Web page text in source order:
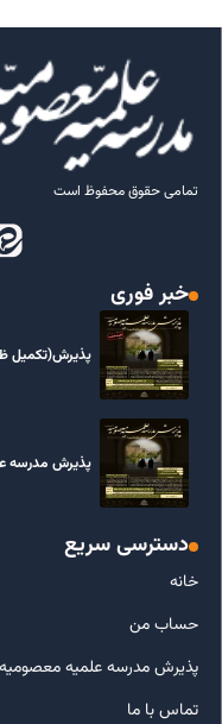
تمامی حقوق محفوظ است
خبر فوری
پذیرش(تکمیل
پذیرش مدرسه
دسترسی سریع
خانه
حساب من
پذیرش مدرسه علمیه معصومیه
تماس با ما